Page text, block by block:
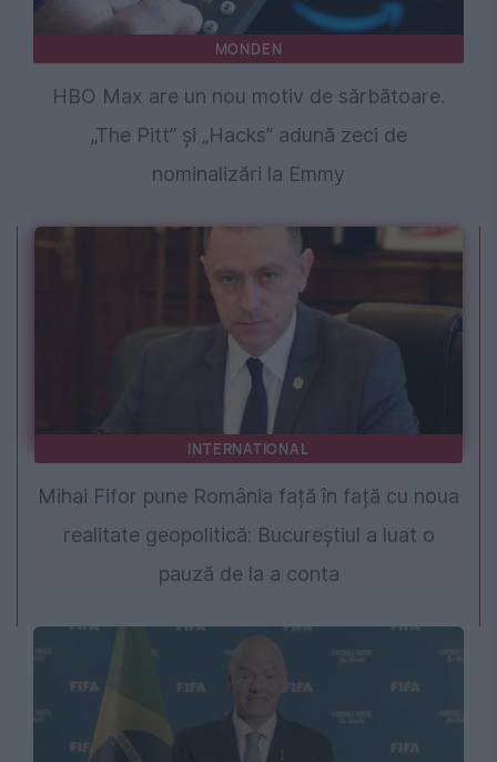
MONDEN
HBO Max are un nou motiv de sărbătoare.
„The Pitt” și „Hacks” adună zeci de
nominalizări la Emmy
INTERNATIONAL
Mihai Fifor pune România față în față cu noua
realitate geopolitică: Bucureștiul a luat o
pauză de la a conta